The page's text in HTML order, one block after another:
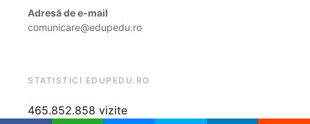
Adresă de e-mail
comunicare@edupedu.ro
STATISTICI EDUPEDU.RO
465.852.858 vizite